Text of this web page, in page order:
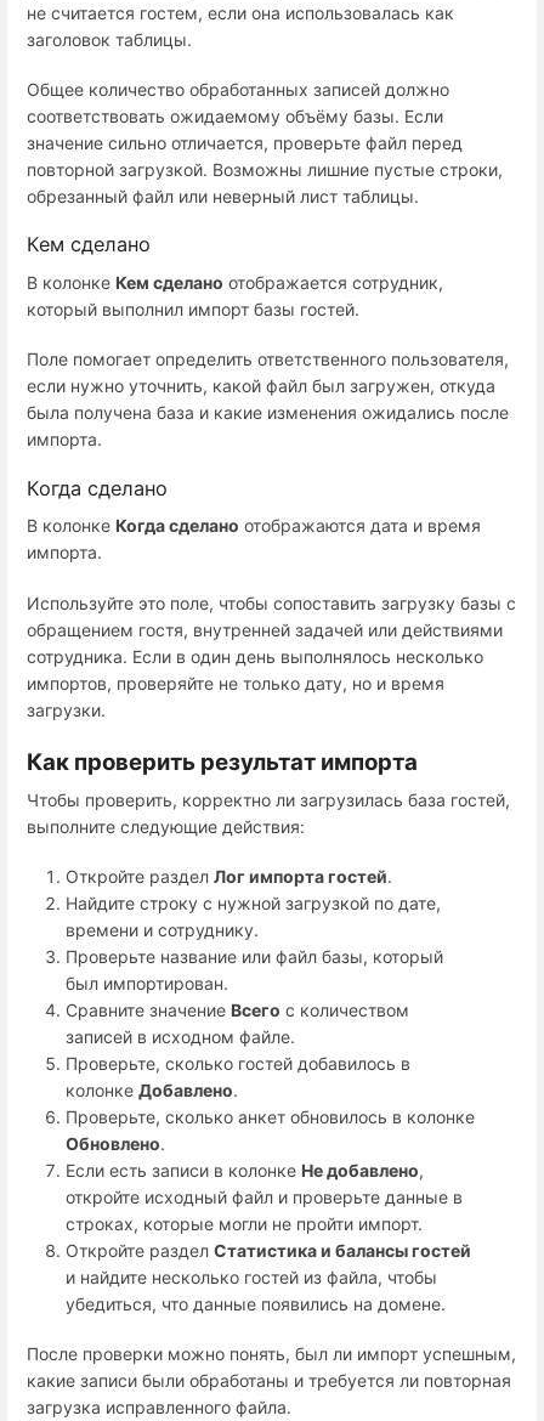
не считается гостем, если она использовалась как
заголовок таблицы.
Общее количество обработанных записей должно
соответствовать ожидаемому объёму базы. Если
значение сильно отличается, проверьте файл перед
повторной загрузкой. Возможны лишние пустые строки,
обрезанный файл или неверный лист таблицы.
Кем сделано
В колонке Кем сделано отображается сотрудник,
который выполнил импорт базы гостей.
Поле помогает определить ответственного пользователя,
если нужно уточнить, какой файл был загружен, откуда
была получена база и какие изменения ожидались после
импорта.
Когда сделано
В колонке Когда сделано отображаются дата и время
импорта.
Используйте это поле, чтобы сопоставить загрузку базы с
обращением гостя, внутренней задачей или действиями
сотрудника. Если в один день выполнялось несколько
импортов, проверяйте не только дату, но и время
загрузки.
Как проверить результат импорта
Чтобы проверить, корректно ли загрузилась база гостей,
выполните следующие действия:
Откройте раздел Лог импорта гостей.
Найдите строку с нужной загрузкой по дате,
времени и сотруднику.
Проверьте название или файл базы, который
был импортирован.
Сравните значение Всего с количеством
записей в исходном файле.
Проверьте, сколько гостей добавилось в
колонке Добавлено.
Проверьте, сколько анкет обновилось в колонке
Обновлено.
Если есть записи в колонке Не добавлено,
откройте исходный файл и проверьте данные в
строках, которые могли не пройти импорт.
Откройте раздел Статистика и балансы гостей
и найдите несколько гостей из файла, чтобы
убедиться, что данные появились на домене.
После проверки можно понять, был ли импорт успешным,
какие записи были обработаны и требуется ли повторная
загрузка исправленного файла.